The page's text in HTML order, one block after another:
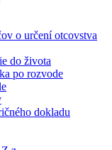
o určení otcovstva
do života
po rozvode
dokladu